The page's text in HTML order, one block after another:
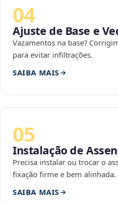
04
Ajuste de Base e
Vazamentos na base?
para evitar infiltrações.
SAIBA MAIS
05
Instalação de
Precisa instalar ou trocar o
fixação firme e bem alinhada.
SAIBA MAIS